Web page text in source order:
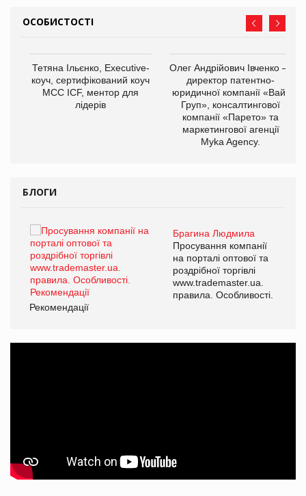
ОСОБИСТОСТІ
Тетяна Ільєнко, Executive-
коуч, сертифікований коуч
МСС ICF, ментор для
лідерів
Олег Андрійович Івченко —
директор патентно-
юридичної компанії «Вайз
Груп», консалтингової
компанії «Парето» та
маркетингової агенції
Myka Agency.
БЛОГИ
Брагина Людмила
Просування компанії
на порталі оптової та
роздрібної торгівлі
www.trademaster.ua.
правила. Особливості.
Рекомендації